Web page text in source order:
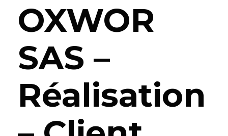
OXWOR
SAS –
Réalisation